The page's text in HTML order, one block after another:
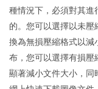
種情況下，必須對其進
的。您可以選擇以未
換為無損壓縮格式以減
布，您可以選擇有損壓
顯著減小文件大小，同